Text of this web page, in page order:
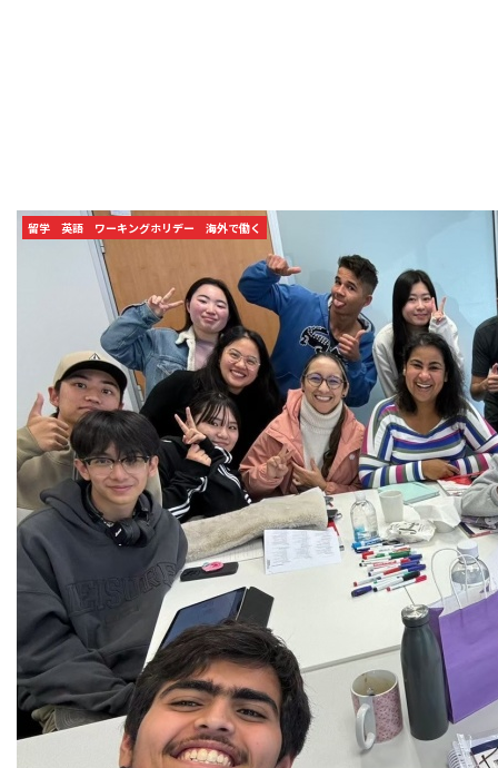
留学 英語 ワーキングホリデー 海外で働く